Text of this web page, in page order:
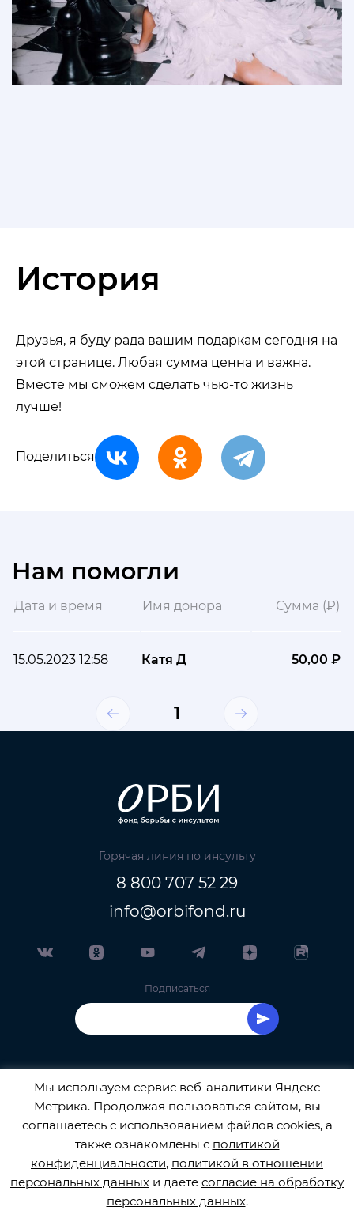
История
Друзья, я буду рада вашим подаркам сегодня на
этой странице. Любая сумма ценна и важна.
Вместе мы сможем сделать чью-то жизнь
лучше!
Поделиться
Нам помогли
Дата и время Имя донора Сумма (₽)
15.05.2023 12:58 Катя Д 50,00 ₽
1
Горячая линия по инсульту
8 800 707 52 29
info@orbifond.ru
Подписаться
ОФИЦИАЛЬНЫЙ ОПЕРАТОР ОБРАБОТКИ
ПЕРСОНАЛЬНЫХ ДАННЫХ РЕГИСТРАЦИОННЫЙ
НОМЕР 77-22-133540
Мы используем сервис веб-аналитики Яндекс
Метрика. Продолжая пользоваться сайтом, вы
соглашаетесь с использованием файлов cookies, а
также ознакомлены с политикой
конфиденциальности, политикой в отношении
персональных данных и даете согласие на обработку
персональных данных.